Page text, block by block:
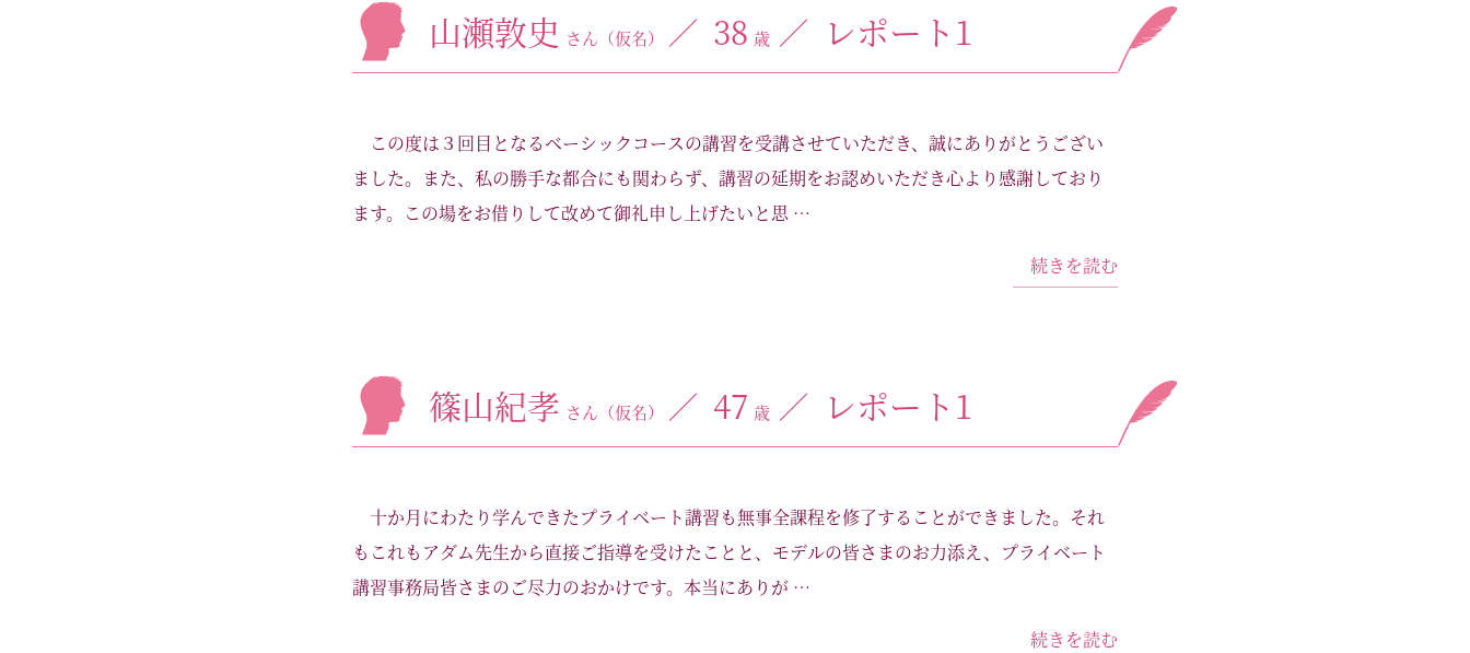
山瀬敦史 さん（仮名） 38 歳 レポート1
この度は３回目となるベーシックコースの講習を受講させていただき、誠にありがとうござい
ました。また、私の勝手な都合にも関わらず、講習の延期をお認めいただき心より感謝しており
ます。この場をお借りして改めて御礼申し上げたいと思 …
続きを読む
篠山紀孝 さん（仮名） 47 歳 レポート1
十か月にわたり学んできたプライベート講習も無事全課程を修了することができました。それ
もこれもアダム先生から直接ご指導を受けたことと、モデルの皆さまのお力添え、プライベート
講習事務局皆さまのご尽力のおかけです。本当にありが …
続きを読む